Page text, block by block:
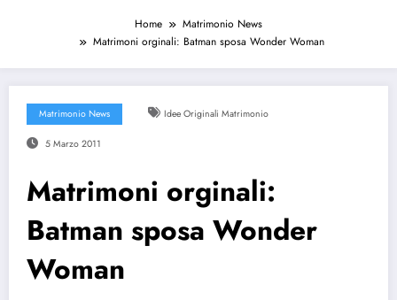
Home
Matrimonio News
Matrimoni orginali: Batman sposa Wonder Woman
Matrimonio News Idee Originali Matrimonio
5 Marzo 2011
Matrimoni orginali:
Batman sposa Wonder
Woman